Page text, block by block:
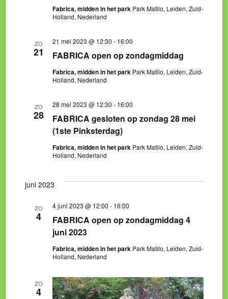
Fabrica, midden in het park Park Matilo, Leiden, Zuid-
Holland, Nederland
ZO
21 FABRICA open op zondagmiddag
21 mei 2023 @ 12:30 - 16:00
Fabrica, midden in het park Park Matilo, Leiden, Zuid-
Holland, Nederland
ZO
28
FABRICA gesloten op zondag 28 mei
(1ste Pinksterdag)
28 mei 2023 @ 12:30 - 16:00
Fabrica, midden in het park Park Matilo, Leiden, Zuid-
Holland, Nederland
juni 2023
ZO
4
FABRICA open op zondagmiddag 4
juni 2023
4 juni 2023 @ 12:00 - 16:00
Fabrica, midden in het park Park Matilo, Leiden, Zuid-
Holland, Nederland
ZO
4